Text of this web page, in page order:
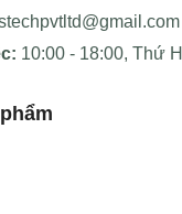
10:00 - 18:00, Thứ